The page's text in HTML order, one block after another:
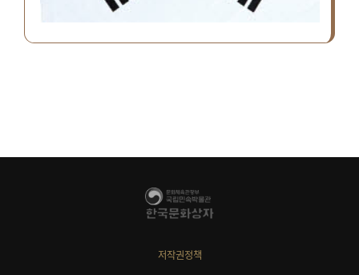
저작권정책